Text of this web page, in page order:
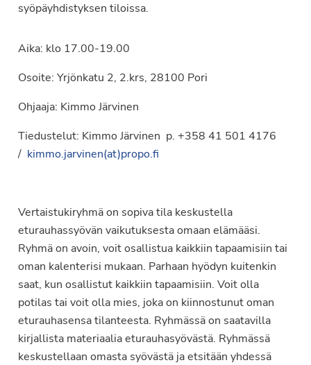
syöpäyhdistyksen tiloissa.
Aika: klo 17.00-19.00
Osoite: Yrjönkatu 2, 2.krs, 28100 Pori
Ohjaaja: Kimmo Järvinen
Tiedustelut: Kimmo Järvinen p. +358 41 501 4176
/ kimmo.jarvinen(at)propo.fi
Vertaistukiryhmä on sopiva tila keskustella
eturauhassyövän vaikutuksesta omaan elämääsi.
Ryhmä on avoin, voit osallistua kaikkiin tapaamisiin tai
oman kalenterisi mukaan. Parhaan hyödyn kuitenkin
saat, kun osallistut kaikkiin tapaamisiin. Voit olla
potilas tai voit olla mies, joka on kiinnostunut oman
eturauhasensa tilanteesta. Ryhmässä on saatavilla
kirjallista materiaalia eturauhasyövästä. Ryhmässä
keskustellaan omasta syövästä ja etsitään yhdessä